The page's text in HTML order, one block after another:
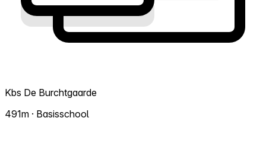
Kbs De Burchtgaarde
491m · Basisschool